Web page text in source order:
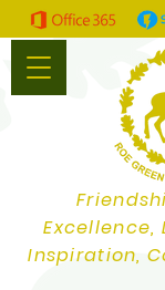
Excellence,
Inspiration,